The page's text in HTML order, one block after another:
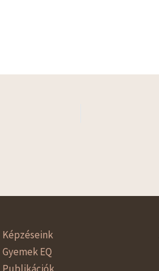
Képzéseink
Gyemek EQ